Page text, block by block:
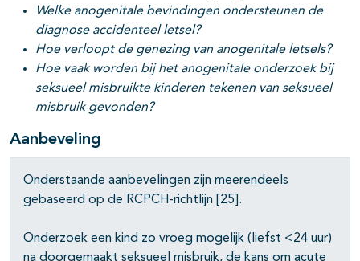
Welke anogenitale bevindingen ondersteunen de
diagnose accidenteel letsel?
Hoe verloopt de genezing van anogenitale letsels?
Hoe vaak worden bij het anogenitale onderzoek bij
seksueel misbruikte kinderen tekenen van seksueel
misbruik gevonden?
Aanbeveling
Onderstaande aanbevelingen zijn meerendeels
gebaseerd op de RCPCH-richtlijn [25].
Onderzoek een kind zo vroeg mogelijk (liefst <24 uur)
na doorgemaakt seksueel misbruik, de kans om acute